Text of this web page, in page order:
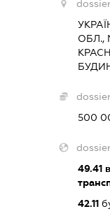
ОБЛ.,
500
49.41
42.11